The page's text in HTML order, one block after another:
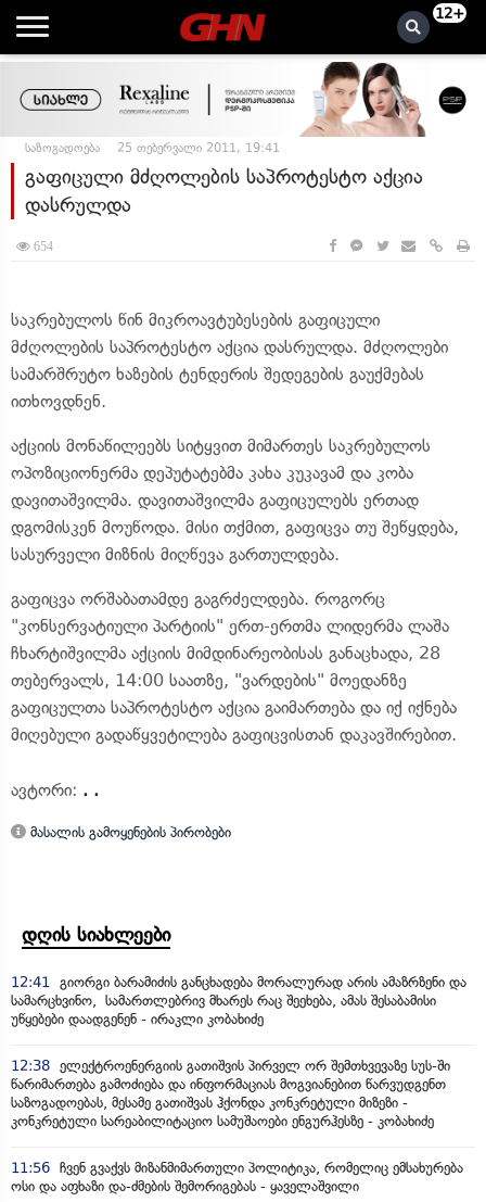
12+
საზოგადოება 25 თებერვალი 2011, 19:41
გაფიცული მძღოლების საპროტესტო აქცია
დასრულდა
654
საკრებულოს წინ მიკროავტუბესების გაფიცული
მძღოლების საპროტესტო აქცია დასრულდა. მძღოლები
სამარშრუტო ხაზების ტენდერის შედეგების გაუქმებას
ითხოვდნენ.
აქციის მონაწილეებს სიტყვით მიმართეს საკრებულოს
ოპოზიციონერმა დეპუტატებმა კახა კუკავამ და კობა
დავითაშვილმა. დავითაშვილმა გაფიცულებს ერთად
დგომისკენ მოუწოდა. მისი თქმით, გაფიცვა თუ შეწყდება,
სასურველი მიზნის მიღწევა გართულდება.
გაფიცვა ორშაბათამდე გაგრძელდება. როგორც
"კონსერვატიული პარტიის" ერთ-ერთმა ლიდერმა ლაშა
ჩხარტიშვილმა აქციის მიმდინარეობისას განაცხადა, 28
თებერვალს, 14:00 საათზე, "ვარდების" მოედანზე
გაფიცულთა საპროტესტო აქცია გაიმართება და იქ იქნება
მიღებული გადაწყვეტილება გაფიცვისთან დაკავშირებით.
ავტორი: . .
მასალის გამოყენების პირობები
დღის სიახლეები
12:41 გიორგი ბარამიძის განცხადება მორალურად არის ამაზრზენი და
სამარცხვინო, სამართლებრივ მხარეს რაც შეეხება, ამას შესაბამისი
უწყებები დაადგენენ - ირაკლი კობახიძე
12:38 ელექტროენერგიის გათიშვის პირველ ორ შემთხვევაზე სუს-ში
წარიმართება გამოძიება და ინფორმაციას მოგვიანებით წარვუდგენთ
საზოგადოებას, მესამე გათიშვას ჰქონდა კონკრეტული მიზეზი -
კონკრეტული სარეაბილიტაციო სამუშაოები ენგურჰესზე - კობახიძე
11:56 ჩვენ გვაქვს მიზანმიმართული პოლიტიკა, რომელიც ემსახურება
ოსი და აფხაზი და-ძმების შემორიგებას - ყაველაშვილი